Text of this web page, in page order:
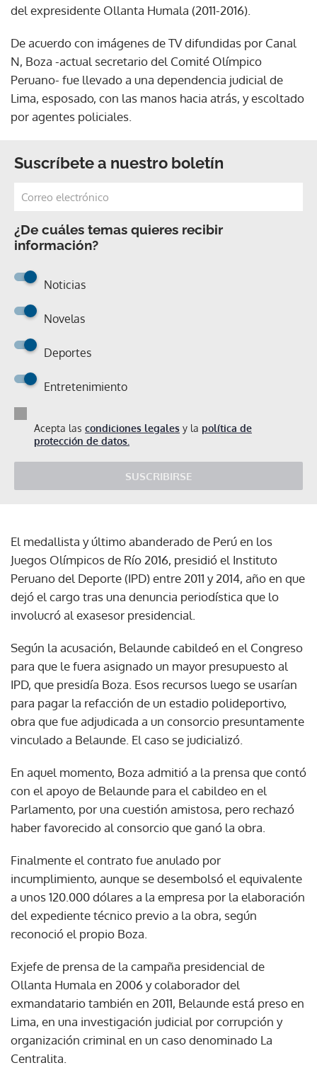
del expresidente Ollanta Humala (2011-2016).
De acuerdo con imágenes de TV difundidas por Canal
N, Boza -actual secretario del Comité Olímpico
Peruano- fue llevado a una dependencia judicial de
Lima, esposado, con las manos hacia atrás, y escoltado
por agentes policiales.
Suscríbete a nuestro boletín
¿De cuáles temas quieres recibir
información?
Noticias
Novelas
Deportes
Entretenimiento
Acepta las condiciones legales y la política de
protección de datos.
SUSCRIBIRSE
El medallista y último abanderado de Perú en los
Juegos Olímpicos de Río 2016, presidió el Instituto
Peruano del Deporte (IPD) entre 2011 y 2014, año en que
dejó el cargo tras una denuncia periodística que lo
involucró al exasesor presidencial.
Según la acusación, Belaunde cabildeó en el Congreso
para que le fuera asignado un mayor presupuesto al
IPD, que presidía Boza. Esos recursos luego se usarían
para pagar la refacción de un estadio polideportivo,
obra que fue adjudicada a un consorcio presuntamente
vinculado a Belaunde. El caso se judicializó.
En aquel momento, Boza admitió a la prensa que contó
con el apoyo de Belaunde para el cabildeo en el
Parlamento, por una cuestión amistosa, pero rechazó
haber favorecido al consorcio que ganó la obra.
Finalmente el contrato fue anulado por
incumplimiento, aunque se desembolsó el equivalente
a unos 120.000 dólares a la empresa por la elaboración
del expediente técnico previo a la obra, según
reconoció el propio Boza.
Exjefe de prensa de la campaña presidencial de
Ollanta Humala en 2006 y colaborador del
exmandatario también en 2011, Belaunde está preso en
Lima, en una investigación judicial por corrupción y
organización criminal en un caso denominado La
Centralita.